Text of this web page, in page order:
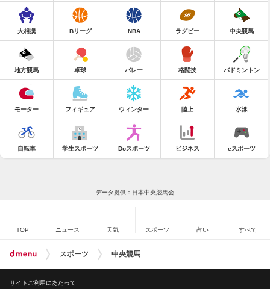
大相撲 Bリーグ NBA ラグビー 中央競馬
地方競馬 卓球 バレー 格闘技 バドミントン
モーター フィギュア ウィンター 陸上 水泳
自転車 学生スポーツ Doスポーツ ビジネス eスポーツ
データ提供：日本中央競馬会
TOP ニュース 天気 スポーツ 占い すべて
スポーツ 中央競馬
サイトご利用にあたって